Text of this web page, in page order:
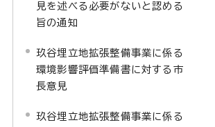
見を述べる必要がないと認める
旨の通知
玖谷埋立地拡張整備事業に係る
環境影響評価準備書に対する市
長意見
玖谷埋立地拡張整備事業に係る